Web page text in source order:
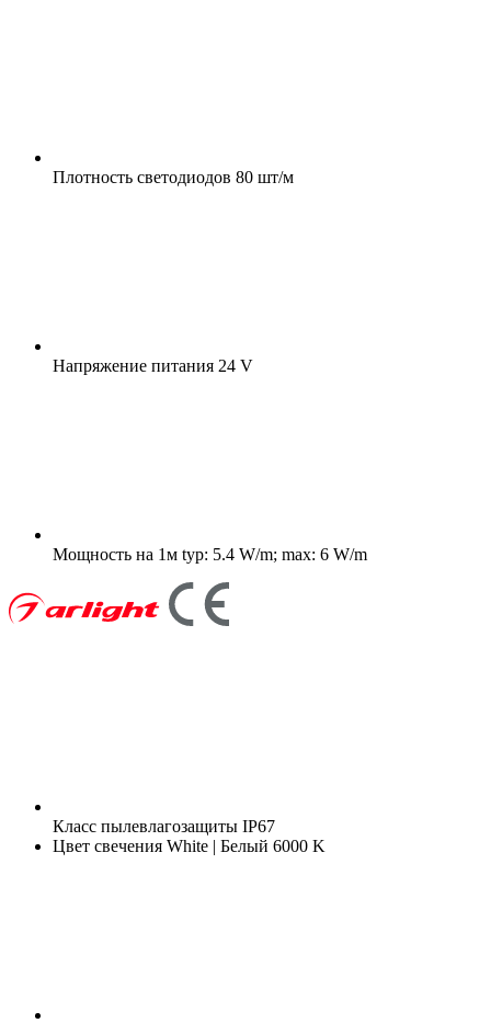
Плотность светодиодов 80 шт/м
Напряжение питания 24 V
Мощность на 1м typ: 5.4 W/m; max: 6 W/m
Класс пылевлагозащиты IP67
Цвет свечения White | Белый 6000 K